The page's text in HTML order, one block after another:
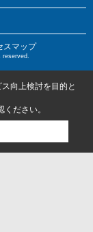
スマップ
向上検討を目的と
ください。